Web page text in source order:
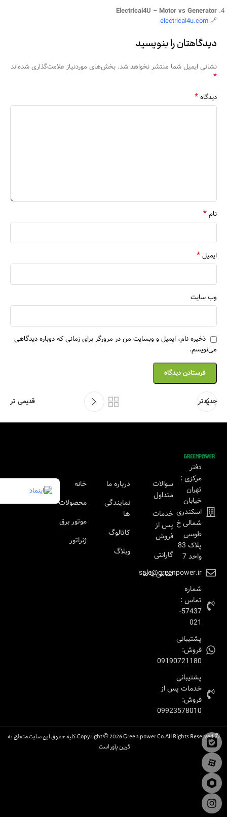
Electrical4U – Motor vs Generator
🔗
electrical4u.com
دیدگاهتان را بنویسید
نشانی ایمیل شما منتشر نخواهد شد. بخش‌های موردنیاز علامت‌گذاری شده‌اند
*
دیدگاه*
نام*
ایمیل*
وب‌ سایت
ذخیره نام، ایمیل و وبسایت من در مرورگر برای زمانی که دوباره دیدگاهی
می‌نویسم.
جدیدتر قدیمی تر
دفتر
مرکزی :
تهران
خیابان
اسکندری
شمالی خ
طوسی
پلاک 83
واحد 7
sale@greenpower.ir
شماره
تماس :
57437-
021
پشتیبانی
فروش:
09190721180
پشتیبانی
خدمات پس از
فروش:
09923578010
سوالات
متداول
خدمات
پس از
فروش
گارانتی
تماس با ما
درباره ما
نمایندگی
ها
کاتالوگ
وبلاگ
خانه
محصولات
موتور برق
ژنراتور
© Copyright © 2026 Green power Co.All Rights Reserved.کلیه حقوق این سایت متعلق به
گرین پاور است.